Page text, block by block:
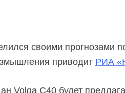
своими прогнозами
приводит РИА
Volga C40 будет